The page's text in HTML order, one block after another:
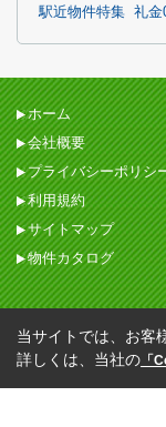
駅近物件特集 礼金
ホーム
会社概要
プライバシーポリシ
利用規約
サイトマップ
物件カタログ
当サイトでは、お客
詳しくは、当社の 「